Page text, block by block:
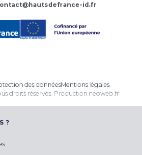
id.fr
des donnéesMentions légales
droits réservés. Production neoweb.fr
?